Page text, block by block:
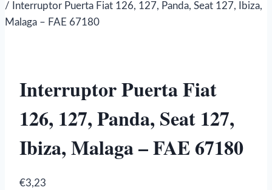
/
Interruptor Puerta Fiat 126, 127, Panda, Seat 127, Ibiza,
Malaga – FAE 67180
Interruptor Puerta Fiat
126, 127, Panda, Seat 127,
Ibiza, Malaga – FAE 67180
€3,23